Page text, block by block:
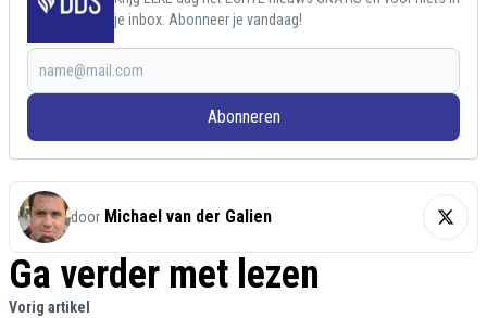
je inbox. Abonneer je vandaag!
Abonneren
door Michael van der Galien
Ga verder met lezen
Vorig artikel